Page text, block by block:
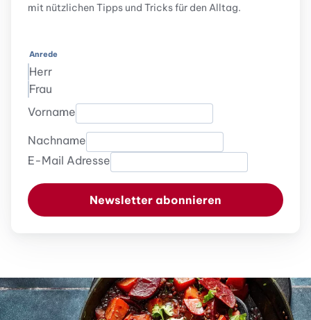
mit nützlichen Tipps und Tricks für den Alltag.
Anrede
Herr
Frau
Vorname
Nachname
E-Mail Adresse
Newsletter abonnieren